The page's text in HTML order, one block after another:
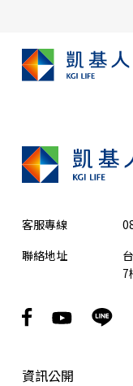
客服專線
聯絡地址
7
資訊公開